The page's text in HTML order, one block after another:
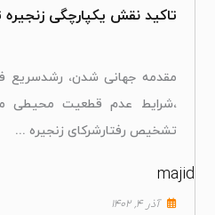
تاکید نقش یکپارچگی زنجیره
مقدمه جهانی شدن، رشدسریع
،شرایط عدم قطعیت محیطی
تشخیص رفتارشرکای زنجیره ...
majid
آذر ۴, ۱۴۰۲